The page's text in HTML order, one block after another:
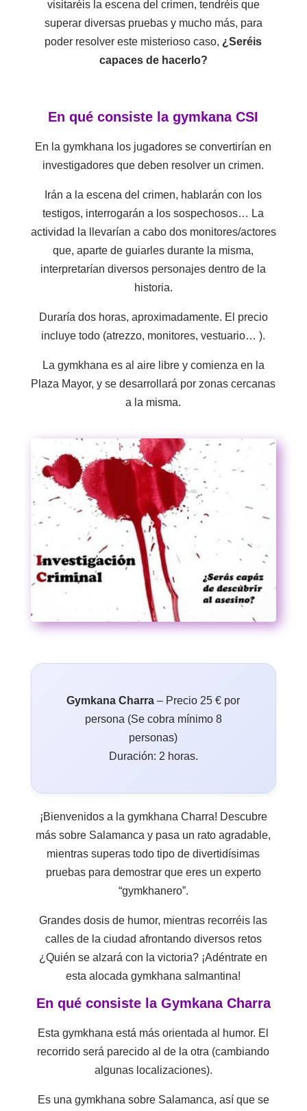
visitaréis la escena del crimen, tendréis que
superar diversas pruebas y mucho más, para
poder resolver este misterioso caso, ¿Seréis
capaces de hacerlo?
En qué consiste la gymkana CSI
En la gymkhana los jugadores se convertirían en
investigadores que deben resolver un crimen.
Irán a la escena del crimen, hablarán con los
testigos, interrogarán a los sospechosos… La
actividad la llevarían a cabo dos monitores/actores
que, aparte de guiarles durante la misma,
interpretarían diversos personajes dentro de la
historia.
Duraría dos horas, aproximadamente. El precio
incluye todo (atrezzo, monitores, vestuario… ).
La gymkhana es al aire libre y comienza en la
Plaza Mayor, y se desarrollará por zonas cercanas
a la misma.
Gymkana Charra – Precio 25 € por
persona (Se cobra mínimo 8
personas)
Duración: 2 horas.
¡Bienvenidos a la gymkhana Charra! Descubre
más sobre Salamanca y pasa un rato agradable,
mientras superas todo tipo de divertidísimas
pruebas para demostrar que eres un experto
“gymkhanero”.
Grandes dosis de humor, mientras recorréis las
calles de la ciudad afrontando diversos retos
¿Quién se alzará con la victoria? ¡Adéntrate en
esta alocada gymkhana salmantina!
En qué consiste la Gymkana Charra
Esta gymkhana está más orientada al humor. El
recorrido será parecido al de la otra (cambiando
algunas localizaciones).
Es una gymkhana sobre Salamanca, así que se